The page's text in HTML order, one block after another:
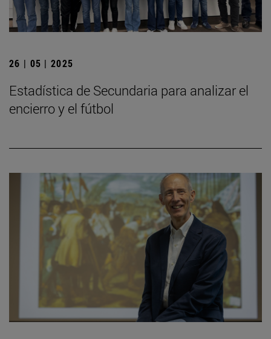
26 | 05 | 2025
Estadística de Secundaria para analizar el
encierro y el fútbol